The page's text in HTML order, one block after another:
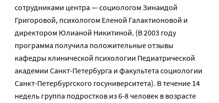
сотрудниками центра — социологом Зинаидой
Григоровой, психологом Еленой Галактионовой и
директором Юлианой Никитиной. (В 2003 году
программа получила положительные отзывы
кафедры клинической психологии Педиатрической
академии Санкт-Петербурга и факультета социологии
Санкт-Петербургского госуниверситета). В течение 14
недель группа подростков из 6-8 человек в возрасте